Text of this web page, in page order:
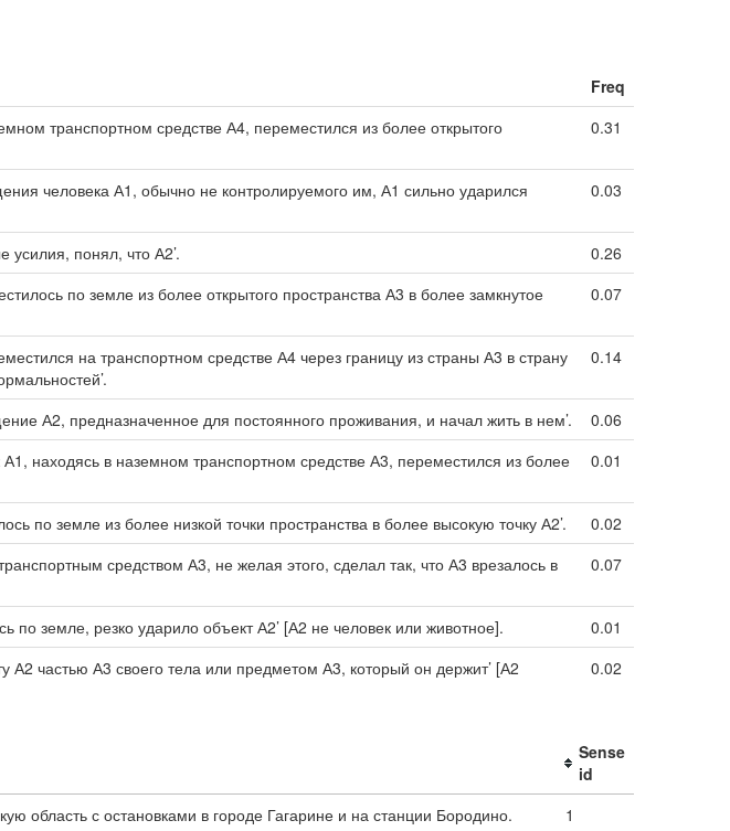
Freq
транспортном средстве А4, переместился из более открытого
0.31
человека А1, обычно не контролируемого им, А1 сильно ударился
0.03
усилия, понял, что А2’.
0.26
по земле из более открытого пространства А3 в более замкнутое
0.07
на транспортном средстве А4 через границу из страны А3 в страну
0.14
А2, предназначенное для постоянного проживания, и начал жить в нем’.
0.06
находясь в наземном транспортном средстве А3, переместился из более
0.01
по земле из более низкой точки пространства в более высокую точку А2’.
0.02
средством А3, не желая этого, сделал так, что А3 врезалось в
0.07
по земле, резко ударило объект А2’ [А2 не человек или животное].
0.01
А2 частью А3 своего тела или предметом А3, который он держит’ [А2
0.02
Sense
id
область с остановками в городе Гагарине и на станции Бородино.
1